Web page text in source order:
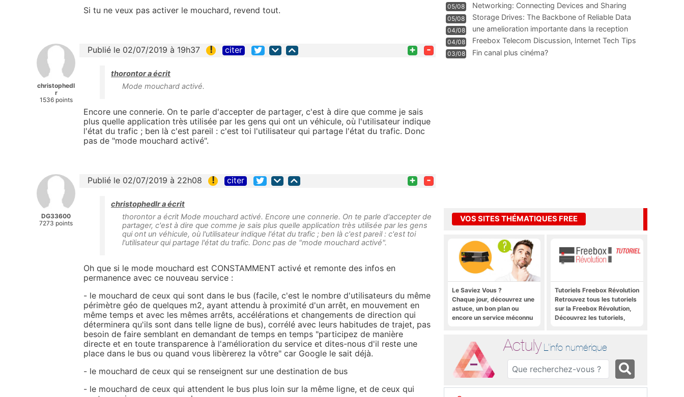
Si tu ne veux pas activer le mouchard, revend tout.
christophedl
r
1536 points
Publié le 02/07/2019 à 19h37 ! citer + -
thorontor a écrit
Mode mouchard activé.
Encore une connerie. On te parle d'accepter de partager, c'est à dire que comme je sais
plus quelle application très utilisée par les gens qui ont un véhicule, où l'utilisateur indique
l'état du trafic ; ben là c'est pareil : c'est toi l'utilisateur qui partage l'état du trafic. Donc
pas de "mode mouchard activé".
DG33600
7273 points
Publié le 02/07/2019 à 22h08 ! citer + -
christophedlr a écrit
thorontor a écrit Mode mouchard activé. Encore une connerie. On te parle d'accepter de
partager, c'est à dire que comme je sais plus quelle application très utilisée par les gens
qui ont un véhicule, où l'utilisateur indique l'état du trafic ; ben là c'est pareil : c'est toi
l'utilisateur qui partage l'état du trafic. Donc pas de "mode mouchard activé".
Oh que si le mode mouchard est CONSTAMMENT activé et remonte des infos en
permanence avec ce nouveau service :
- le mouchard de ceux qui sont dans le bus (facile, c'est le nombre d'utilisateurs du même
périmètre géo de quelques m2, ayant attendu à proximité d'un arrêt, en mouvement en
même temps et avec les mêmes arrêts, accélérations et changements de direction qui
déterminera qu'ils sont dans telle ligne de bus), corrélé avec leurs habitudes de trajet, pas
besoin de faire semblant en demandant de temps en temps "participez de manière
directe et en toute transparence à l'amélioration du service et dites-nous d'il reste une
place dans le bus ou quand vous libèrerez la vôtre" car Google le sait déjà.
- le mouchard de ceux qui se renseignent sur une destination de bus
- le mouchard de ceux qui attendent le bus plus loin sur la même ligne, et de ceux qui
05/08
Networking: Connecting Devices and Sharing
Information
05/08
Storage Drives: The Backbone of Reliable Data
Management
04/08
une amelioration importante dans la reception
WIFI
04/08
Freebox Telecom Discussion, Internet Tech Tips
Communi
03/08 Fin canal plus cinéma?
VOS SITES THÉMATIQUES FREE
Le Saviez Vous ?
Chaque jour, découvrez une
astuce, un bon plan ou
encore un service méconnu
Tutoriels Freebox Révolution
Retrouvez tous les tutoriels
sur la Freebox Révolution,
Découvrez les tutoriels,
Freebox Server, Freebox
Actuly L'info numérique